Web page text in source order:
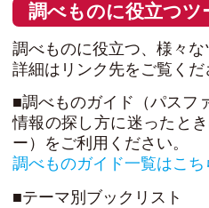
調べものに役立つツ
調べものに役立つ、様々な
詳細はリンク先をご覧くだ
■調べものガイド（パスフ
情報の探し方に迷ったと
ー）をご利用ください。
調べものガイド一覧はこち
■テーマ別ブックリスト